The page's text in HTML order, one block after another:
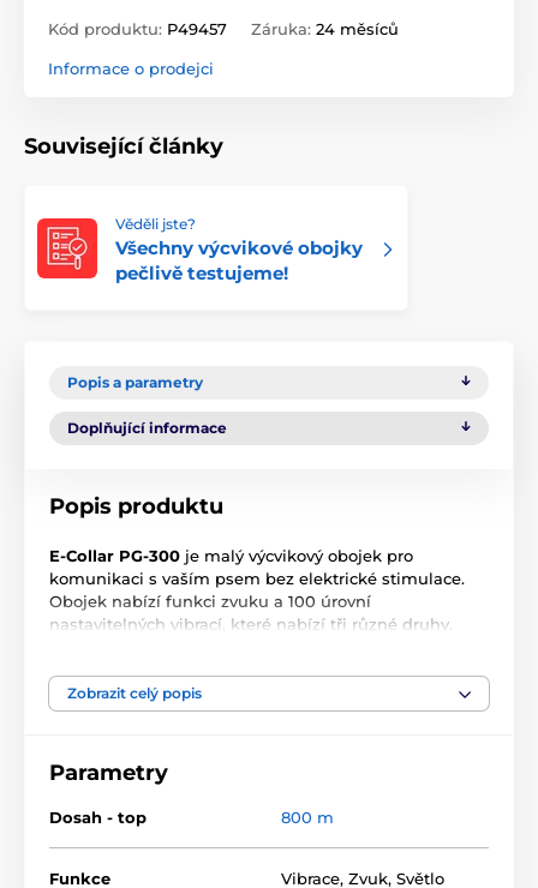
Kód produktu: P49457 Záruka: 24 měsíců
Informace o prodejci
Související články
Věděli jste?
Všechny výcvikové obojky
pečlivě testujeme!
Popis a parametry
Doplňující informace
Popis produktu
E-Collar PG-300 je malý výcvikový obojek pro
komunikaci s vaším psem bez elektrické stimulace.
Obojek nabízí funkci zvuku a 100 úrovní
nastavitelných vibrací, které nabízí tři různé druhy.
citlivé, plaché i hluché psy.
můžete
svého psa nechat volně pobíhat a nemusíte se bát, že
zámku
samovolně změní a
Pokud trénujete vašeho chlupáče v odpoledních či
večerních podmínkách můžete pomocí vysílače
rozsvítit nebo blikat pomocí
LED světlana přijímači,
Zobrazit celý popis
Parametry
Dosah - top 800 m
Funkce Vibrace, Zvuk, Světlo